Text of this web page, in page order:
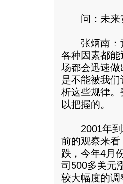
问：未来黄
张炳南：黄
各种因素都
场都会迅速
是不能被我
析这些规律
以把握的。
2001年到
前的观察来
跌，今年4月
司500多美元
较大幅度的